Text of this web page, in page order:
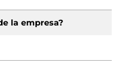
la empresa?